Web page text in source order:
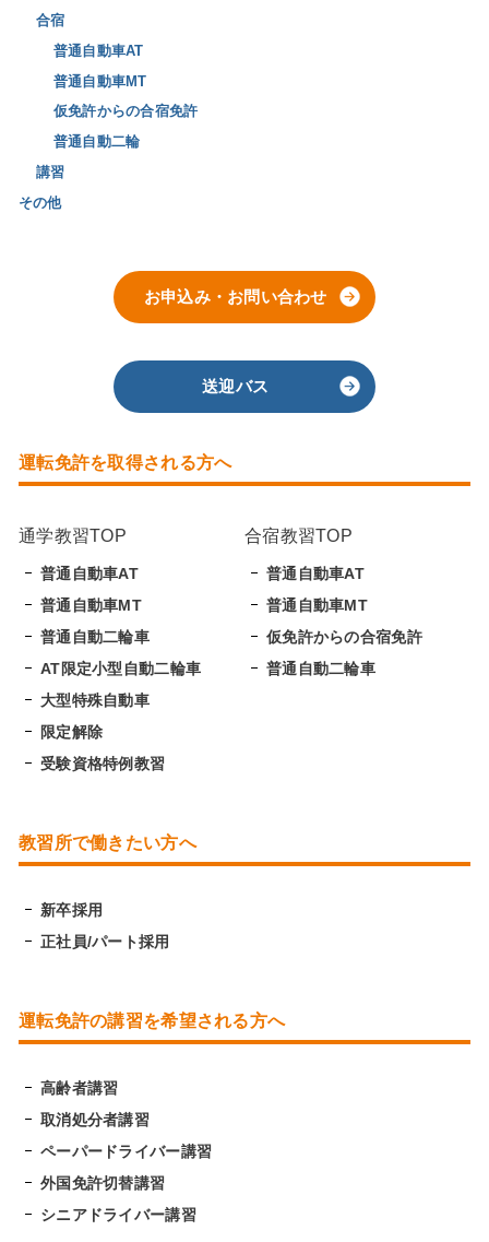
合宿
普通自動車AT
普通自動車MT
仮免許からの合宿免許
普通自動二輪
講習
その他
お申込み・お問い合わせ
送迎バス
運転免許を取得される方へ
通学教習TOP
普通自動車AT
普通自動車MT
普通自動二輪車
AT限定小型自動二輪車
大型特殊自動車
限定解除
受験資格特例教習
合宿教習TOP
普通自動車AT
普通自動車MT
仮免許からの合宿免許
普通自動二輪車
教習所で働きたい方へ
新卒採用
正社員/パート採用
運転免許の講習を希望される方へ
高齢者講習
取消処分者講習
ペーパードライバー講習
外国免許切替講習
シニアドライバー講習